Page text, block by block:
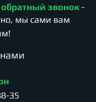
обратный звонок -
мы сами вам
нами
35